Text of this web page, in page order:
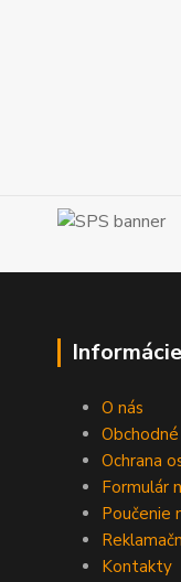
O nás
Ochrana
Formulár
Poučenie
Kontakty